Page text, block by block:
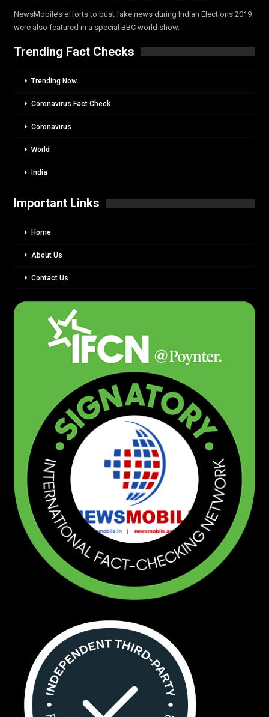
NewsMobile’s efforts to bust fake news during Indian Elections 2019
were also featured in a special BBC world show.
Trending Fact Checks
Trending Now
Coronavirus Fact Check
Coronavirus
World
India
Important Links
Home
About Us
Contact Us